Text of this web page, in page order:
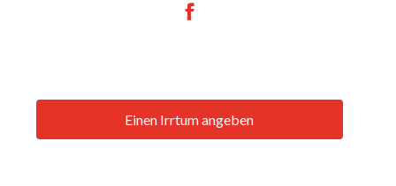
Einen Irrtum angeben